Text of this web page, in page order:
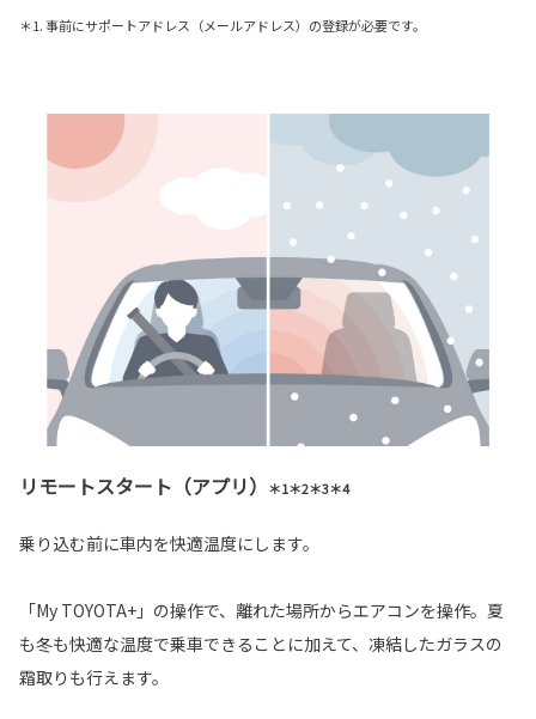
＊1. 事前にサポートアドレス（メールアドレス）の登録が必要です。
リモートスタート（アプリ） ＊1＊2＊3＊4
乗り込む前に車内を快適温度にします。
「My TOYOTA+」の操作で、離れた場所からエアコンを操作。夏
も冬も快適な温度で乗車できることに加えて、凍結したガラスの
霜取りも行えます。